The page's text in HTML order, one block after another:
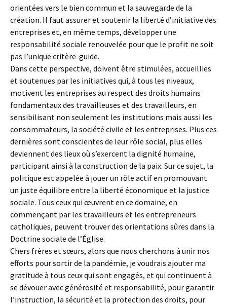
orientées vers le bien commun et la sauvegarde de la
création. Il faut assurer et soutenir la liberté d’initiative des
entreprises et, en même temps, développer une
responsabilité sociale renouvelée pour que le profit ne soit
pas l’unique critère-guide.
Dans cette perspective, doivent être stimulées, accueillies
et soutenues par les initiatives qui, à tous les niveaux,
motivent les entreprises au respect des droits humains
fondamentaux des travailleuses et des travailleurs, en
sensibilisant non seulement les institutions mais aussi les
consommateurs, la société civile et les entreprises. Plus ces
dernières sont conscientes de leur rôle social, plus elles
deviennent des lieux où s’exercent la dignité humaine,
participant ainsi à la construction de la paix. Sur ce sujet, la
politique est appelée à jouer un rôle actif en promouvant
un juste équilibre entre la liberté économique et la justice
sociale. Tous ceux qui œuvrent en ce domaine, en
commençant par les travailleurs et les entrepreneurs
catholiques, peuvent trouver des orientations sûres dans la
Doctrine sociale de l’Église.
Chers frères et sœurs, alors que nous cherchons à unir nos
efforts pour sortir de la pandémie, je voudrais ajouter ma
gratitude à tous ceux qui sont engagés, et qui continuent à
se dévouer avec générosité et responsabilité, pour garantir
l’instruction, la sécurité et la protection des droits, pour